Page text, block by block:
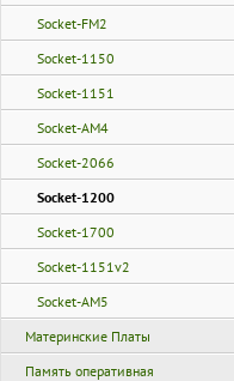
Socket-FM2
Socket-1150
Socket-1151
Socket-AM4
Socket-2066
Socket-1200
Socket-1700
Socket-1151v2
Socket-AM5
Материнские Платы
Память оперативная